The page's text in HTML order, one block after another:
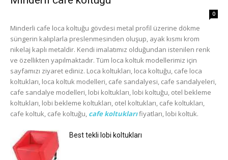
0
Minderli cafe loca koltuğu gövdesi metal profil üzerine dökme
süngerin kalıplarla preslenmesinden oluşup, ayak kısmı krom
nikelaj kaplı metaldir. Kendi imalatımız olduğundan istenilen renk
ve özellikten yapılmaktadır. Tüm loca koltuk modellerimiz için
sayfamızı ziyaret ediniz. Loca koltukları, loca koltuğu, cafe loca
koltukları, loca koltuk modelleri, cafe sandalyesi, cafe sandalyeleri,
cafe sandalye modelleri, lobi koltukları, lobi koltuğu, otel bekleme
koltukları, lobi bekleme koltukları, otel koltukları, cafe koltukları,
cafe koltuk, cafe koltuğu, cafe koltuklarıfiyatları, lobi koltuk.
Best tekli lobi koltukları